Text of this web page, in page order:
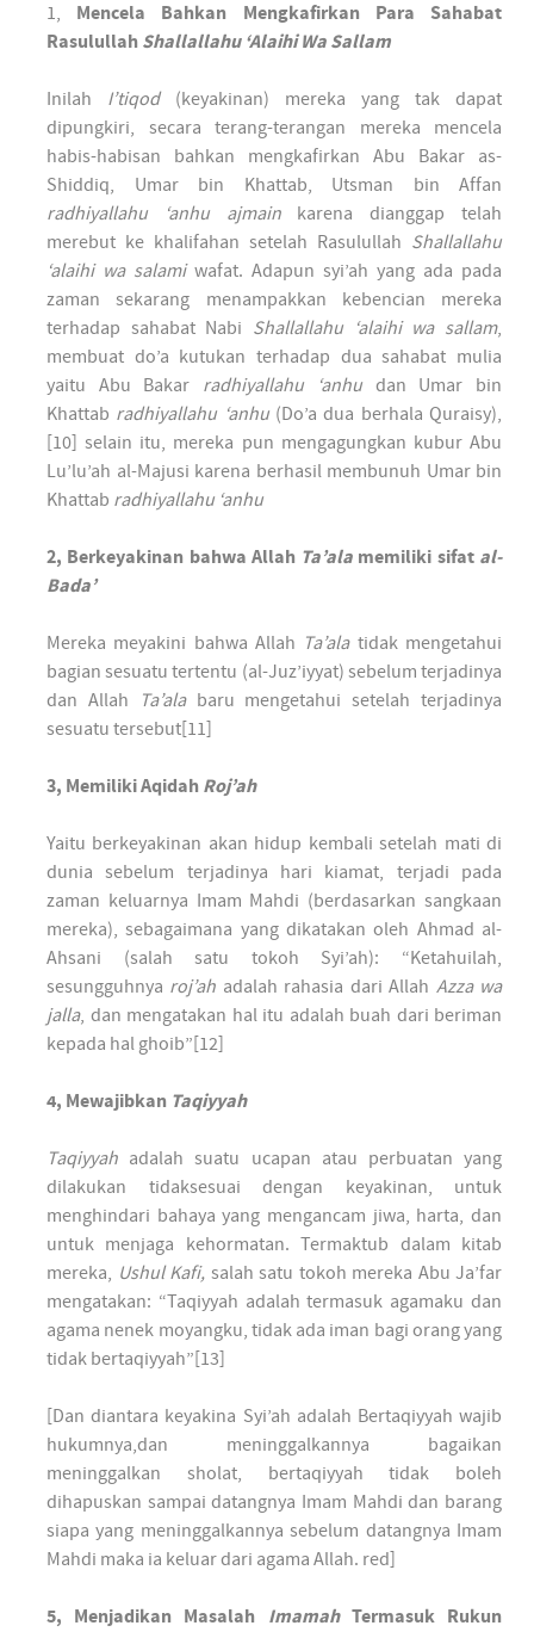
1, Mencela Bahkan Mengkafirkan Para Sahabat
Rasulullah Shallallahu ‘Alaihi Wa Sallam
Inilah I’tiqod (keyakinan) mereka yang tak dapat
dipungkiri, secara terang-terangan mereka mencela
habis-habisan bahkan mengkafirkan Abu Bakar as-
Shiddiq, Umar bin Khattab, Utsman bin Affan
radhiyallahu ‘anhu ajmainkarena dianggap telah
merebut ke khalifahan setelah Rasulullah Shallallahu
‘alaihi wa salami wafat. Adapun syi’ah yang ada pada
zaman sekarang menampakkan kebencian mereka
terhadap sahabat Nabi Shallallahu ‘alaihi wa sallam,
membuat do’a kutukan terhadap dua sahabat mulia
yaitu Abu Bakar radhiyallahu ‘anhudan Umar bin
Khattab radhiyallahu ‘anhu(Do’a dua berhala Quraisy),
[10] selain itu, mereka pun mengagungkan kubur Abu
Lu’lu’ah al-Majusi karena berhasil membunuh Umar bin
Khattab radhiyallahu ‘anhu
2, Berkeyakinan bahwa Allah Ta’ala memiliki sifat al-
Bada’
Mereka meyakini bahwa Allah Ta’alatidak mengetahui
bagian sesuatu tertentu (al-Juz’iyyat) sebelum terjadinya
dan Allah
Ta’alabaru mengetahui setelah terjadinya
sesuatu tersebut[11]
3, Memiliki Aqidah Roj’ah
Yaitu berkeyakinan akan hidup kembali setelah mati di
dunia sebelum terjadinya hari kiamat, terjadi pada
zaman keluarnya Imam Mahdi (berdasarkan sangkaan
mereka), sebagaimana yang dikatakan oleh Ahmad al-
Ahsani (salah satu tokoh Syi’ah): “Ketahuilah,
sesungguhnya roj’ah adalah rahasia dari Allah Azza wa
jalla, dan mengatakan hal itu adalah buah dari beriman
kepada hal ghoib”[12]
4, Mewajibkan Taqiyyah
Taqiyyah adalah suatu ucapan atau perbuatan yang
dilakukan tidaksesuai dengan keyakinan, untuk
menghindari bahaya yang mengancam jiwa, harta, dan
untuk menjaga kehormatan. Termaktub dalam kitab
mereka, Ushul Kafi, salah satu tokoh mereka Abu Ja’far
mengatakan: “Taqiyyah adalah termasuk agamaku dan
agama nenek moyangku, tidak ada iman bagi orang yang
tidak bertaqiyyah”[13]
[Dan diantara keyakina Syi’ah adalah Bertaqiyyah wajib
hukumnya,dan meninggalkannya bagaikan
meninggalkan sholat, bertaqiyyah tidak boleh
dihapuskan sampai datangnya Imam Mahdi dan barang
siapa yang meninggalkannya sebelum datangnya Imam
Mahdi maka ia keluar dari agama Allah. red]
5, Menjadikan Masalah ImamahTermasuk Rukun